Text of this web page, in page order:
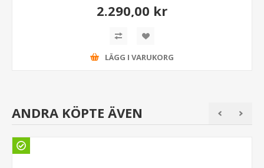
2.290,00 kr
LÄGG I VARUKORG
ANDRA KÖPTE ÄVEN